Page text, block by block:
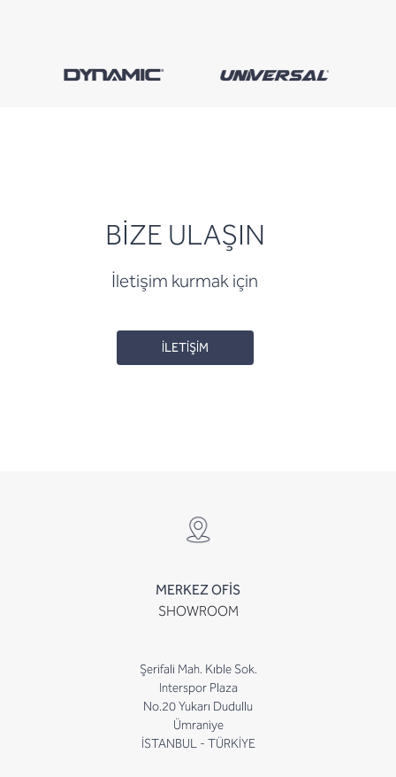
BİZE ULAŞIN
İletişim kurmak için
İLETİŞİM
MERKEZ OFİS
SHOWROOM
Şerifali Mah. Kıble Sok.
Interspor Plaza
No.20 Yukarı Dudullu
Ümraniye
İSTANBUL - TÜRKİYE